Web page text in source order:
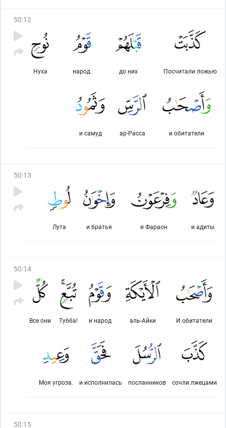
50:12
Посчитали ложью
до них
народ
Нуха
и обитатели
ар-Расса
и самуд
50:13
и адиты
и Фараон
и братья
Лута
50:14
И обитатели
аль-Айки
и народ
Тубба!
Все они
сочли лжецами
посланников
и исполнилась
Моя угроза.
50:15